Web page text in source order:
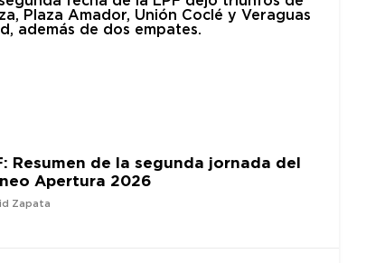
Resumen de la segunda jornada del
Apertura 2026
Zapata